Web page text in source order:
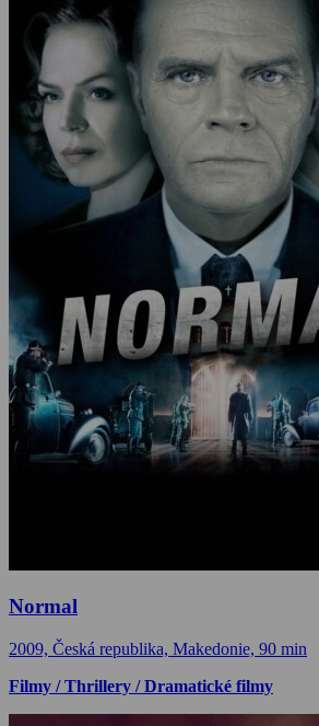
Normal
2009, Česká republika, Makedonie, 90 min
Filmy / Thrillery / Dramatické filmy